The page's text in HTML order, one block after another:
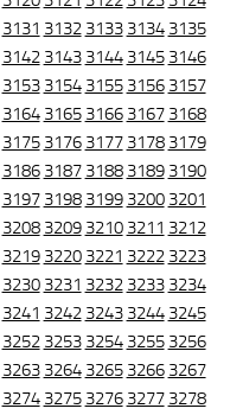
3131 3132 3133 3134 3135
3142 3143 3144 3145 3146
3153 3154 3155 3156 3157
3164 3165 3166 3167 3168
3175 3176 3177 3178 3179
3186 3187 3188 3189 3190
3197 3198 3199 3200 3201
3208 3209 3210 3211 3212
3219 3220 3221 3222 3223
3230 3231 3232 3233 3234
3241 3242 3243 3244 3245
3252 3253 3254 3255 3256
3263 3264 3265 3266 3267
3274 3275 3276 3277 3278